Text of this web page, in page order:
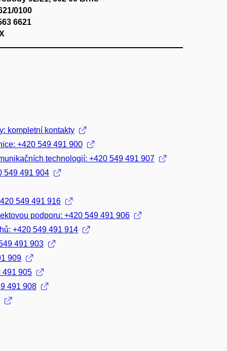
0100
6621
kompletní kontakty
+420 549 491 900
technologií: +420 549 491 907
549 491 904
549 491 916
podporu: +420 549 491 906
+420 549 491 914
491 903
909
491 905
491 908